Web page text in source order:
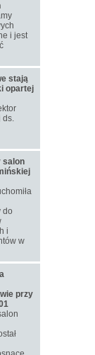
i jest
stają
opartej
ds.
salon
do
i
w
przy